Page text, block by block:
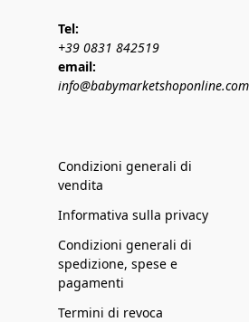
Tel:
+39 0831 842519
email:
info@babymarketshoponline.com
Condizioni generali di
vendita
Informativa sulla privacy
Condizioni generali di
spedizione, spese e
pagamenti
Termini di revoca